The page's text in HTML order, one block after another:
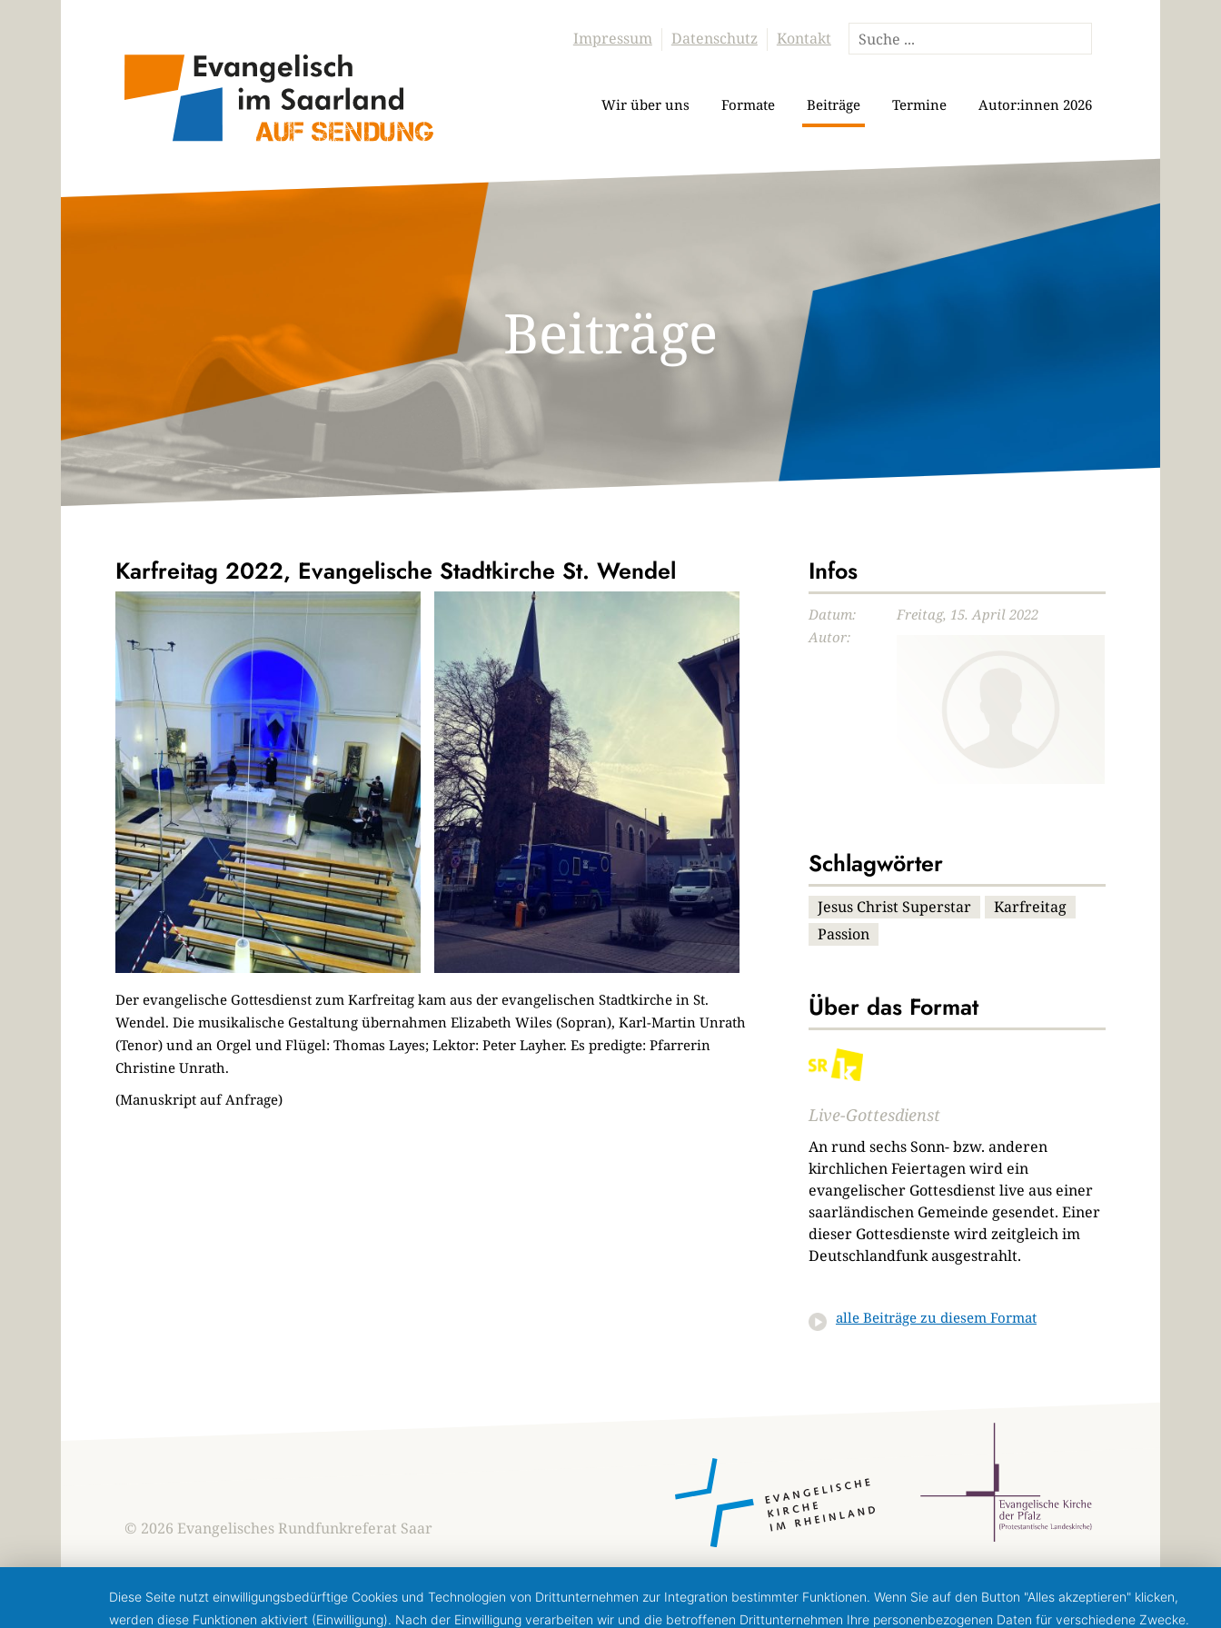
Impressum Datenschutz Kontakt
Wir über uns Formate Beiträge Termine Autor:innen 2026
Beiträge
Karfreitag 2022, Evangelische Stadtkirche St. Wendel
Der evangelische Gottesdienst zum Karfreitag kam aus der evangelischen Stadtkirche in St.
Wendel. Die musikalische Gestaltung übernahmen Elizabeth Wiles (Sopran), Karl-Martin Unrath
(Tenor) und an Orgel und Flügel: Thomas Layes; Lektor: Peter Layher. Es predigte: Pfarrerin
Christine Unrath.
(Manuskript auf Anfrage)
Infos
Datum:
Freitag, 15. April 2022
Autor:
Schlagwörter
Jesus Christ Superstar
Karfreitag
Passion
Über das Format
Live-Gottesdienst
An rund sechs Sonn- bzw. anderen
kirchlichen Feiertagen wird ein
evangelischer Gottesdienst live aus einer
saarländischen Gemeinde gesendet. Einer
dieser Gottesdienste wird zeitgleich im
Deutschlandfunk ausgestrahlt.
alle Beiträge zu diesem Format
© 2026 Evangelisches Rundfunkreferat Saar
Diese Seite nutzt einwilligungsbedürftige Cookies und Technologien von Drittunternehmen zur Integration bestimmter Funktionen. Wenn Sie auf den Button "Alles akzeptieren" klicken,
werden diese Funktionen aktiviert (Einwilligung). Nach der Einwilligung verarbeiten wir und die betroffenen Drittunternehmen Ihre personenbezogenen Daten für verschiedene Zwecke.